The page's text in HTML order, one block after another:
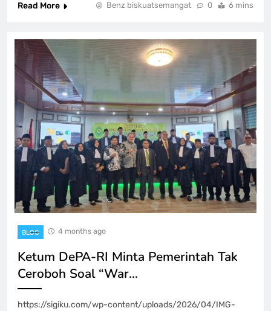
Read More
Benz biskuatsemangat 0 6 mins
BLOG 4 months ago
Ketum DePA-RI Minta Pemerintah Tak
Ceroboh Soal “War…
https://sigiku.com/wp-content/uploads/2026/04/IMG-